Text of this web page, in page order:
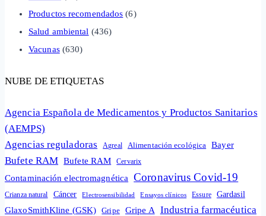
Productos recomendados (6)
Salud ambiental (436)
Vacunas(630)
NUBE DE ETIQUETAS
Agencia Española de Medicamentos y Productos Sanitarios
(AEMPS)
Agencias reguladoras
Agreal Alimentación ecológica Bayer
Bufete RAM Bufete RAM Cervarix
Contaminación electromagnética Coronavirus Covid-19
Crianza natural Cáncer Electrosensibilidad Ensayos clínicos Essure Gardasil
GlaxoSmithKline (GSK) Gripe Gripe A Industria farmacéutica